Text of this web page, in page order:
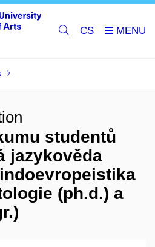
CS
studentů
jazykověda
(ph.d.) a